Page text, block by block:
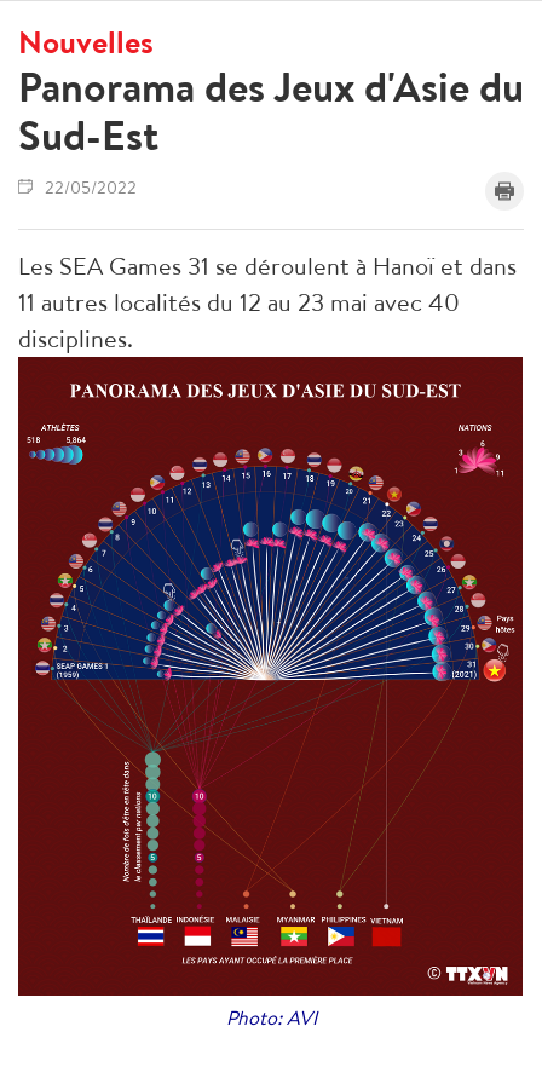
Nouvelles
Panorama des Jeux d'Asie du
Sud-Est
22/05/2022
Les SEA Games 31 se déroulent à Hanoï et dans
11 autres localités du 12 au 23 mai avec 40
disciplines.
Photo: AVI